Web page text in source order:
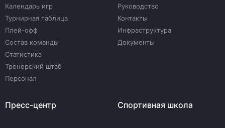
Календарь игр
Турнирная таблица
Плей-офф
Состав команды
Статистика
Тренерский штаб
Персонал
Руководство
Контакты
Инфраструктура
Документы
Пресс-центр Спортивная школа